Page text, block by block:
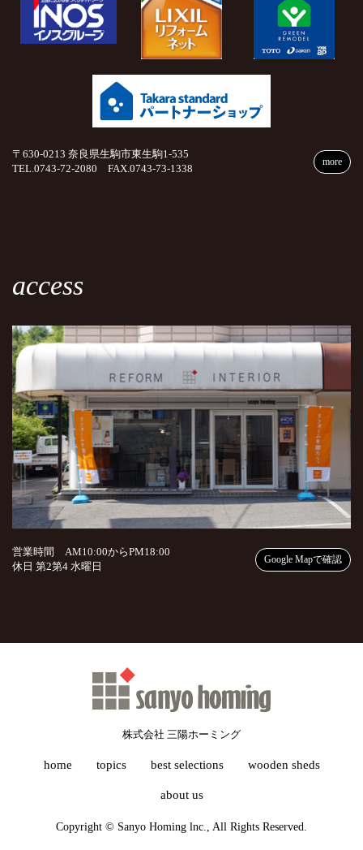
〒630-0213 奈良県生駒市東生駒1-535
TEL.0743-72-2080 FAX.0743-73-1338
more
access
営業時間 AM10:00からPM18:00
休日 第2第4 水曜日
Google Mapで確認
株式会社 三陽ホーミング
home topics best selections wooden sheds
about us
Copyright © Sanyo Homing lnc., All Rights Reserved.